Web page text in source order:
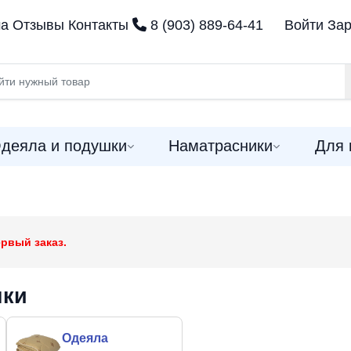
Отзывы Контакты 8 (903) 889-64-41 Войти
и подушки Наматрасники Для
заказ.
Одеяла